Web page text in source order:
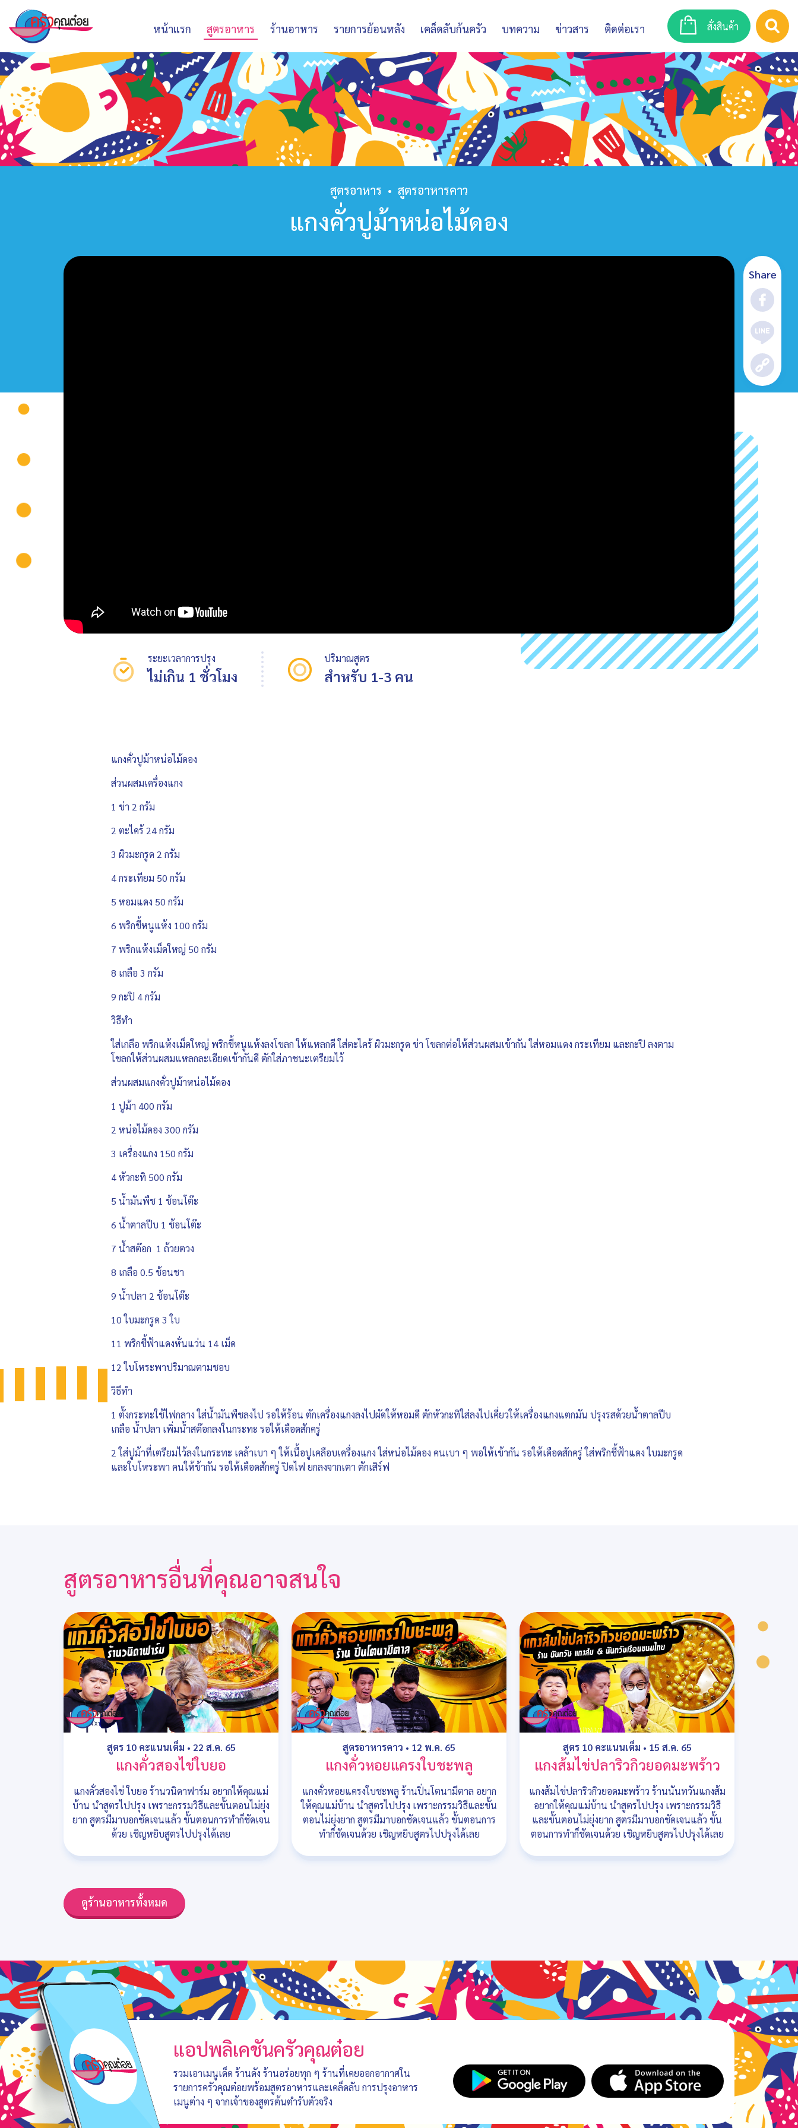
หน้าแรก สูตรอาหาร ร้านอาหาร รายการย้อนหลัง เคล็ดลับก้นครัว บทความ ข่าวสาร ติดต่อเรา สั่งสินค้า
สูตรอาหาร • สูตรอาหารคาว
แกงคั่วปูม้าหน่อไม้ดอง
Share
ระยะเวลาการปรุง
ไม่เกิน 1 ชั่วโมง
ปริมาณสูตร
สำหรับ 1-3 คน
แกงคั่วปูม้าหน่อไม้ดอง
ส่วนผสมเครื่องแกง
1 ข่า 2 กรัม
2 ตะไคร้ 24 กรัม
3 ผิวมะกรูด 2 กรัม
4 กระเทียม 50 กรัม
5 หอมแดง 50 กรัม
6 พริกขี้หนูแห้ง 100 กรัม
7 พริกแห้งเม็ดใหญ่ 50 กรัม
8 เกลือ 3 กรัม
9 กะปิ 4 กรัม
วิธีทำ
ใส่เกลือ พริกแห้งเม็ดใหญ่ พริกขี้หนูแห้งลงโขลก ให้แหลกดี ใส่ตะไคร้ ผิวมะกรูด ข่า โขลกต่อให้ส่วนผสมเข้ากัน ใส่หอมแดง กระเทียม และกะปิ ลงตาม
โขลกให้ส่วนผสมแหลกละเอียดเข้ากันดี ตักใส่ภาชนะเตรียมไว้
ส่วนผสมแกงคั่วปูม้าหน่อไม้ดอง
1 ปูม้า 400 กรัม
2 หน่อไม้ดอง 300 กรัม
3 เครื่องแกง 150 กรัม
4 หัวกะทิ 500 กรัม
5 น้ำมันพืช 1 ช้อนโต๊ะ
6 น้ำตาลปีบ 1 ช้อนโต๊ะ
7 น้ำสต๊อก 1 ถ้วยตวง
8 เกลือ 0.5 ช้อนชา
9 น้ำปลา 2 ช้อนโต๊ะ
10 ใบมะกรูด 3 ใบ
11 พริกชี้ฟ้าแดงหั่นแว่น 14 เม็ด
12 ใบโหระพาปริมาณตามชอบ
วิธีทำ
1 ตั้งกระทะใช้ไฟกลาง ใส่น้ำมันพืชลงไป รอให้ร้อน ตักเครื่องแกงลงไปผัดให้หอมดี ตักหัวกะทิใส่ลงไปเคี่ยวให้เครื่องแกงแตกมัน ปรุงรสด้วยน้ำตาลปีบ
เกลือ น้ำปลา เพิ่มน้ำสต๊อกลงในกระทะ รอให้เดือดสักครู่
2 ใส่ปูม้าที่เตรียมไว้ลงในกระทะ เคล้าเบา ๆ ให้เนื้อปูเคลือบเครื่องแกง ใส่หน่อไม้ดอง คนเบา ๆ พอให้เข้ากัน รอให้เดือดสักครู่ ใส่พริกชี้ฟ้าแดง ใบมะกรูด
และใบโหระพา คนให้ข้ากัน รอให้เดือดสักครู่ ปิดไฟ ยกลงจากเตา ตักเสิร์ฟ
สูตรอาหารอื่นที่คุณอาจสนใจ
สูตร 10 คะแนนเต็ม • 22 ส.ค. 65
แกงคั่วสองไข่ใบยอ
แกงคั่วสองไข่ ใบยอ ร้านวนิดาฟาร์ม อยากให้คุณแม่
บ้าน นำสูตรไปปรุง เพราะกรรมวิธีและขั้นตอนไม่ยุ่ง
ยาก สูตรมีมาบอกชัดเจนแล้ว ขั้นตอนการทำก็ชัดเจน
ด้วย เชิญหยิบสูตรไปปรุงได้เลย
สูตรอาหารคาว • 12 พ.ค. 65
แกงคั่วหอยแครงใบชะพลู
แกงคั่วหอยแครงใบชะพลู ร้านปิ่นโตนามีตาล อยาก
ให้คุณแม่บ้าน นำสูตรไปปรุง เพราะกรรมวิธีและขั้น
ตอนไม่ยุ่งยาก สูตรมีมาบอกชัดเจนแล้ว ขั้นตอนการ
ทำก็ชัดเจนด้วย เชิญหยิบสูตรไปปรุงได้เลย
สูตร 10 คะแนนเต็ม • 15 ส.ค. 65
แกงส้มไข่ปลาริวกิวยอดมะพร้าว
แกงส้มไข่ปลาริวกิวยอดมะพร้าว ร้านนันทวันแกงส้ม
อยากให้คุณแม่บ้าน นำสูตรไปปรุง เพราะกรรมวิธี
และขั้นตอนไม่ยุ่งยาก สูตรมีมาบอกชัดเจนแล้ว ขั้น
ตอนการทำก็ชัดเจนด้วย เชิญหยิบสูตรไปปรุงได้เลย
ดูร้านอาหารทั้งหมด
แอปพลิเคชันครัวคุณต๋อย
รวมเอาเมนูเด็ด ร้านดัง ร้านอร่อยทุก ๆ ร้านที่เคยออกอากาศใน
รายการครัวคุณต๋อยพร้อมสูตรอาหารและเคล็ดลับ การปรุงอาหาร
เมนูต่าง ๆ จากเจ้าของสูตรต้นตำรับตัวจริง